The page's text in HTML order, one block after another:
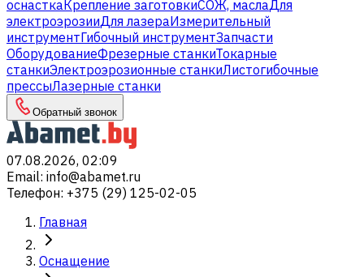
оснасткаКрепление заготовкиСОЖ, маслаДля
электроэрозииДля лазераИзмерительный
инструментГибочный инструментЗапчасти
ОборудованиеФрезерные станкиТокарные
станкиЭлектроэрозионные станкиЛистогибочные
прессыЛазерные станки
Обратный звонок
07.08.2026, 02:09
Email: info@abamet.ru
Телефон: +375 (29) 125-02-05
Главная
Оснащение